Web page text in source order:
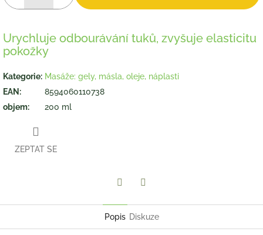
Urychluje odbourávání tuků, zvyšuje elasticitu
pokožky
Kategorie: Masáže: gely, másla, oleje, náplasti
EAN :
8594060110738
objem: 200 ml
ZEPTAT SE
Popis Diskuze